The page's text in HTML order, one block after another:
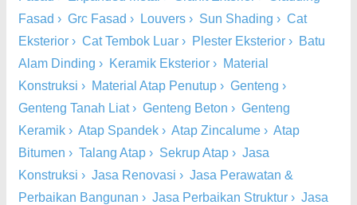
Fasad › Grc Fasad › Louvers › Sun Shading › Cat
Eksterior › Cat Tembok Luar › Plester Eksterior › Batu
Alam Dinding › Keramik Eksterior › Material
Konstruksi › Material Atap Penutup › Genteng ›
Genteng Tanah Liat› Genteng Beton › Genteng
Keramik › Atap Spandek › Atap Zincalume › Atap
Bitumen › Talang Atap › Sekrup Atap › Jasa
Konstruksi › Jasa Renovasi › Jasa Perawatan &
Perbaikan Bangunan › Jasa Perbaikan Struktur › Jasa